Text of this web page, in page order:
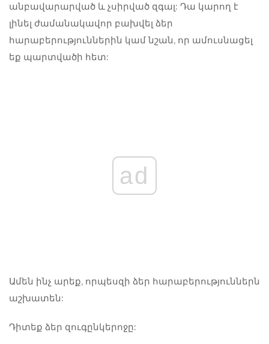
անբավարարված և չսիրված զգալ: Դա կարող է
լինել ժամանակավոր բախվել ձեր
հարաբերություններին կամ նշան, որ ամուսնացել
եք պարտվածի հետ:
ad
Ամեն ինչ արեք, որպեսզի ձեր հարաբերություններն
աշխատեն:
Դիտեք ձեր զուգընկերոջը: